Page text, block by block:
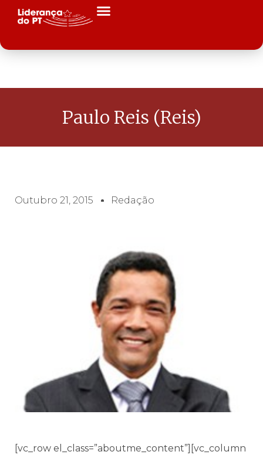
Paulo Reis (Reis)
Outubro 21, 2015 Redação
[vc_row el_class=”aboutme_content”][vc_column